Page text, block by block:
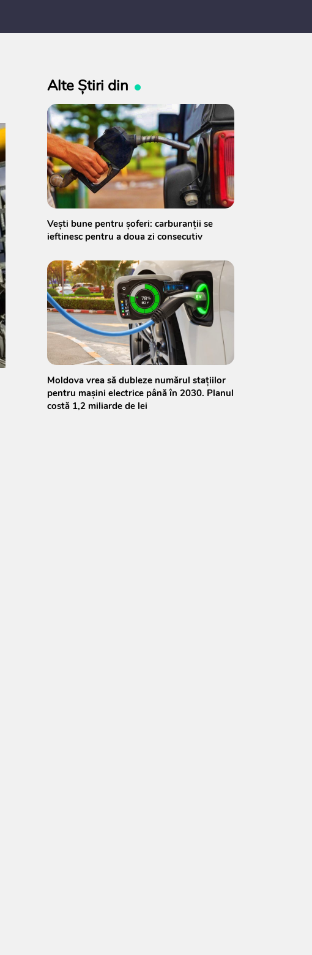
Alte Știri din
Vești bune pentru șoferi: carburanții se
ieftinesc pentru a doua zi consecutiv
Moldova vrea să dubleze numărul stațiilor
pentru mașini electrice până în 2030. Planul
costă 1,2 miliarde de lei